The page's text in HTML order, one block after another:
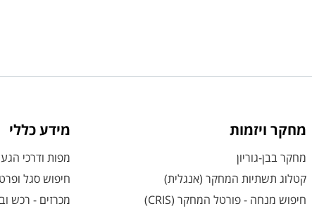
מחקר ויזמות
מחקר בבן-גוריון
קטלוג תשתיות המחקר (אנגלית)
חיפוש מנחה - פורטל המחקר (CRIS)
מידע כללי
מפות ודרכי
חיפוש סגל
מכרזים - רכש